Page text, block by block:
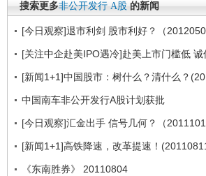
搜索更多非公开发行 A股 的新闻
[今日观察]退市利剑 股市利好？（
[关注中企赴美IPO遇冷]赴美上市门槛低
[新闻1+1]中国股市：树什么？清什么？
中国南车非公开发行A股计划获批
[今日观察]汇金出手 信号几何？（
[新闻1+1]高铁降速，改革提速！
《东南胜券》 20110804